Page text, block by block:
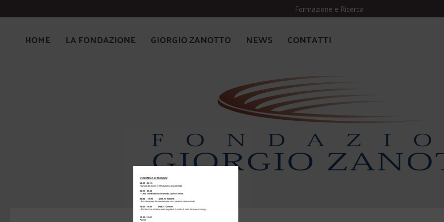
Formazione e Ricerca
HOME LA FONDAZIONE GIORGIO ZANOTTO NEWS CONTATTI